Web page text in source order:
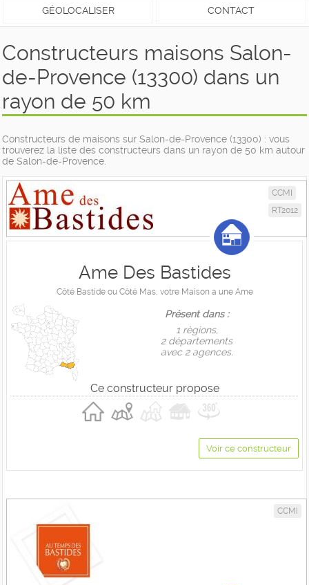
GÉOLOCALISER CONTACT
Constructeurs maisons Salon-
de-Provence (13300) dans un
rayon de 50 km
Constructeurs de maisons sur Salon-de-Provence (13300) : vous
trouverez la liste des constructeurs dans un rayon de 50 km autour
de Salon-de-Provence.
CCMI
RT2012
Ame Des Bastides
Côté Bastide ou Côté Mas, votre Maison a une Ame
Présent dans :
1 règions,
2 départements
avec 2 agences.
Ce constructeur propose
Voir ce constructeur
CCMI